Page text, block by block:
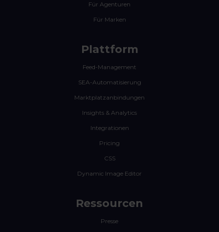
Für Agenturen
Für Marken
Plattform
Feed-Management
SEA-Automatisierung
Marktplatzanbindungen
Insights & Analytics
Integrationen
Pricing
CSS
Dynamic Image Editor
Ressourcen
Presse